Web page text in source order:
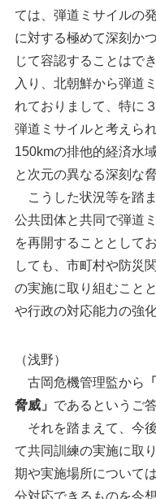
ては、弾道ミサイルの
に対する極めて深刻か
じて容認することはで
入り、北朝鮮から弾道
れておりまして、特に
弾道ミサイルと考えら
150kmの排他的経済水
と次元の異なる深刻な
こうした状況等を踏
公共団体と共同で弾道
を再開することとして
しても、市町村や防災
の実施に取り組むこと
や行政の対応能力の強
（浅野）
古岡危機管理監から
脅威」 であるというご
それを踏まえて、今
て共同訓練の実施に取
期や実施場所について
分対応できるものを今